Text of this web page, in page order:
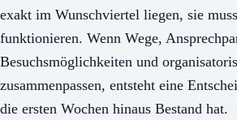
exakt im Wunschviertel liegen, sie
funktionieren. Wenn Wege,
Besuchsmöglichkeiten und
zusammenpassen, entsteht eine
die ersten Wochen hinaus Bestand hat.